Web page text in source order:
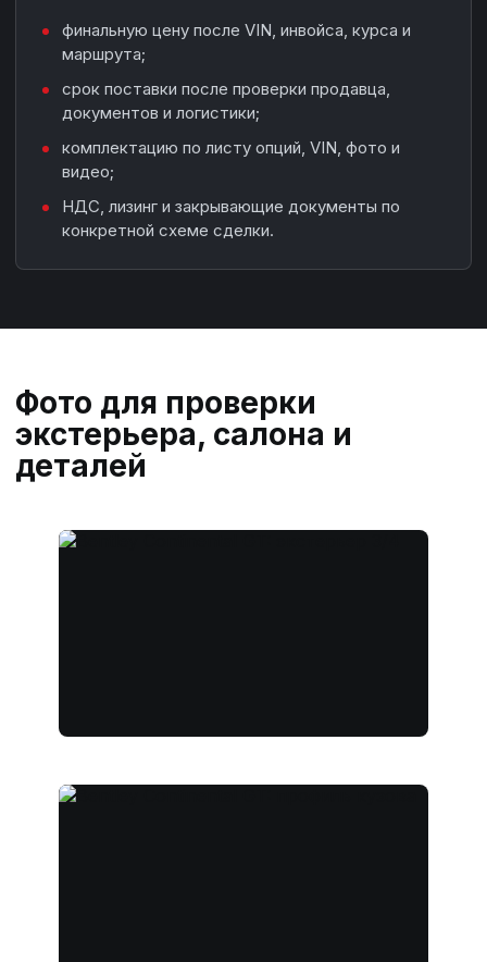
финальную цену после VIN, инвойса, курса и
маршрута;
срок поставки после проверки продавца,
документов и логистики;
комплектацию по листу опций, VIN, фото и
видео;
НДС, лизинг и закрывающие документы по
конкретной схеме сделки.
Фото для проверки
экстерьера, салона и
деталей